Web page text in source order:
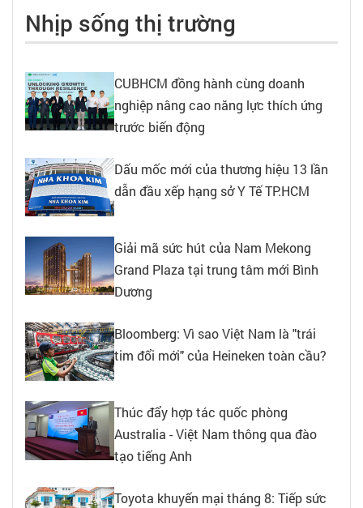
Nhịp sống thị trường
CUBHCM đồng hành cùng doanh
nghiệp nâng cao năng lực thích ứng
trước biến động
Dấu mốc mới của thương hiệu 13 lần
dẫn đầu xếp hạng sở Y Tế TP.HCM
Giải mã sức hút của Nam Mekong
Grand Plaza tại trung tâm mới Bình
Dương
Bloomberg: Vì sao Việt Nam là "trái
tim đổi mới" của Heineken toàn cầu?
Thúc đẩy hợp tác quốc phòng
Australia - Việt Nam thông qua đào
tạo tiếng Anh
Toyota khuyến mại tháng 8: Tiếp sức